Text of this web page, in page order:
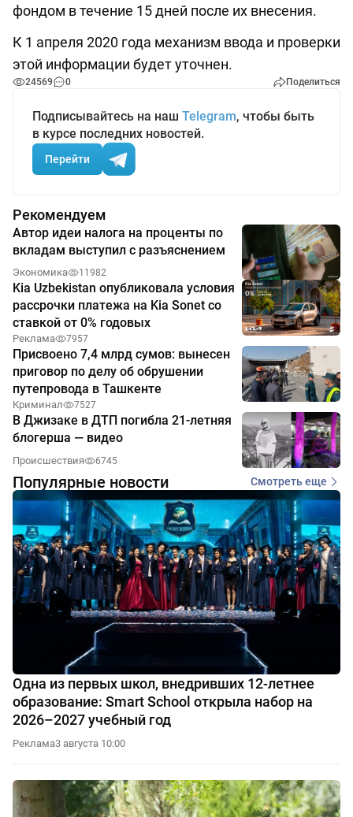
фондом в течение 15 дней после их внесения.
К 1 апреля 2020 года механизм ввода и проверки
этой информации будет уточнен.
24569 0 Поделиться
Подписывайтесь на наш Telegram, чтобы быть
в курсе последних новостей.
Перейти
Рекомендуем
Автор идеи налога на проценты по
вкладам выступил с разъяснением
Экономика 11982
Kia Uzbekistan опубликовала условия
рассрочки платежа на Kia Sonet со
ставкой от 0% годовых
Реклама 7957
Присвоено 7,4 млрд сумов: вынесен
приговор по делу об обрушении
путепровода в Ташкенте
Криминал 7527
В Джизаке в ДТП погибла 21-летняя
блогерша — видео
Происшествия 6745
Популярные новости Смотреть еще
Одна из первых школ, внедривших 12-летнее
образование: Smart School открыла набор на
2026–2027 учебный год
Реклама3 августа 10:00